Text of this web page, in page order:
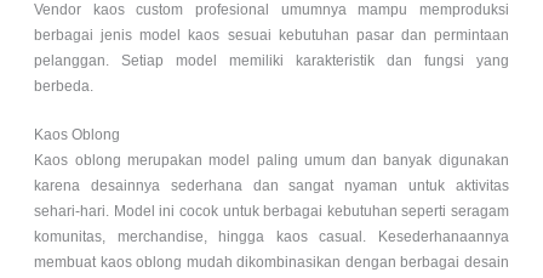
Vendor kaos custom profesional umumnya mampu memproduksi
berbagai jenis model kaos sesuai kebutuhan pasar dan permintaan
pelanggan. Setiap model memiliki karakteristik dan fungsi yang
berbeda.
Kaos Oblong
Kaos oblong merupakan model paling umum dan banyak digunakan
karena desainnya sederhana dan sangat nyaman untuk aktivitas
sehari-hari. Model ini cocok untuk berbagai kebutuhan seperti seragam
komunitas, merchandise, hingga kaos casual. Kesederhanaannya
membuat kaos oblong mudah dikombinasikan dengan berbagai desain